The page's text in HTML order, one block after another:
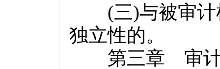
(三)与被审
独立性的。
第三章 审计